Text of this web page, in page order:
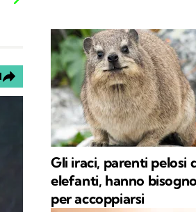
Gli iraci, parenti pelosi
elefanti, hanno
per accoppiarsi